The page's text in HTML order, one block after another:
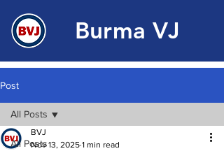
Burma VJ
Post
All Posts
All Posts
BVJ
Nov 13, 2025 1 min read